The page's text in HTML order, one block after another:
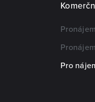
Pro